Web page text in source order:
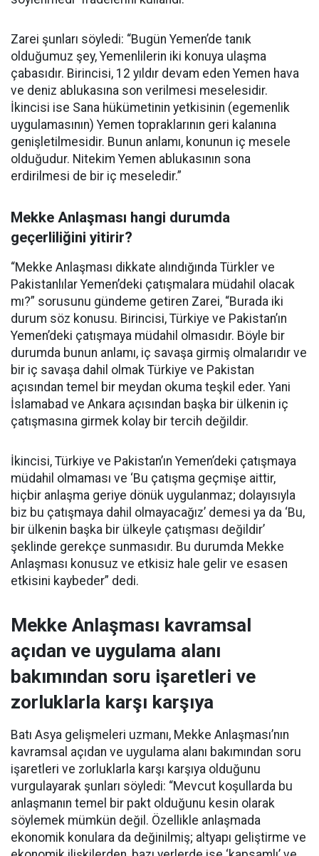
Zarei şunları söyledi: “Bugün Yemen’de tanık
olduğumuz şey, Yemenlilerin iki konuya ulaşma
çabasıdır. Birincisi, 12 yıldır devam eden Yemen hava
ve deniz ablukasına son verilmesi meselesidir.
İkincisi ise Sana hükümetinin yetkisinin (egemenlik
uygulamasının) Yemen topraklarının geri kalanına
genişletilmesidir. Bunun anlamı, konunun iç mesele
olduğudur. Nitekim Yemen ablukasının sona
erdirilmesi de bir iç meseledir.”
Mekke Anlaşması hangi durumda
geçerliliğini yitirir?
“Mekke Anlaşması dikkate alındığında Türkler ve
Pakistanlılar Yemen’deki çatışmalara müdahil olacak
mı?” sorusunu gündeme getiren Zarei, “Burada iki
durum söz konusu. Birincisi, Türkiye ve Pakistan’ın
Yemen’deki çatışmaya müdahil olmasıdır. Böyle bir
durumda bunun anlamı, iç savaşa girmiş olmalarıdır ve
bir iç savaşa dahil olmak Türkiye ve Pakistan
açısından temel bir meydan okuma teşkil eder. Yani
İslamabad ve Ankara açısından başka bir ülkenin iç
çatışmasına girmek kolay bir tercih değildir.
İkincisi, Türkiye ve Pakistan’ın Yemen’deki çatışmaya
müdahil olmaması ve ‘Bu çatışma geçmişe aittir,
hiçbir anlaşma geriye dönük uygulanmaz; dolayısıyla
biz bu çatışmaya dahil olmayacağız’ demesi ya da ‘Bu,
bir ülkenin başka bir ülkeyle çatışması değildir’
şeklinde gerekçe sunmasıdır. Bu durumda Mekke
Anlaşması konusuz ve etkisiz hale gelir ve esasen
etkisini kaybeder” dedi.
Mekke Anlaşması kavramsal
açıdan ve uygulama alanı
bakımından soru işaretleri ve
zorluklarla karşı karşıya
Batı Asya gelişmeleri uzmanı, Mekke Anlaşması’nın
kavramsal açıdan ve uygulama alanı bakımından soru
işaretleri ve zorluklarla karşı karşıya olduğunu
vurgulayarak şunları söyledi: “Mevcut koşullarda bu
anlaşmanın temel bir pakt olduğunu kesin olarak
söylemek mümkün değil. Özellikle anlaşmada
ekonomik konulara da değinilmiş; altyapı geliştirme ve